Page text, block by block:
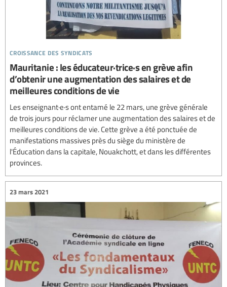
croissance des syndicats
Mauritanie : les éducateur·trice·s en grève afin
d’obtenir une augmentation des salaires et de
meilleures conditions de vie
Les enseignant·e·s ont entamé le 22 mars, une grève générale
de trois jours pour réclamer une augmentation des salaires et de
meilleures conditions de vie. Cette grève a été ponctuée de
manifestations massives près du siège du ministère de
l'Éducation dans la capitale, Nouakchott, et dans les différentes
provinces.
23 mars 2021